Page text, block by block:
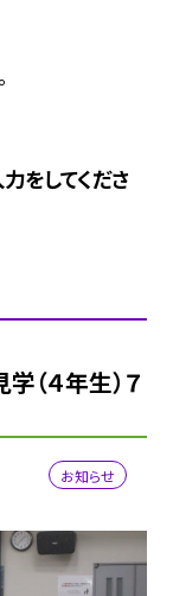
をしてくださ
（４年生）７
お知らせ